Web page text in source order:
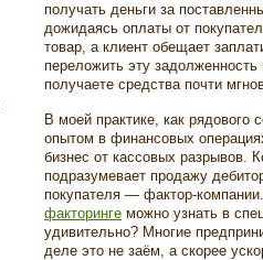
получать деньги за
дожидаясь оплаты от
товар, а клиент обещает
переложить эту
получаете средства почти
В моей практике, как рядового
опытом в финансовых
бизнес от кассовых разрывов.
подразумевает продажу
покупателя — фактор-
факторинге можно узнать в
удивительно? Многие
деле это не заём, а скорее